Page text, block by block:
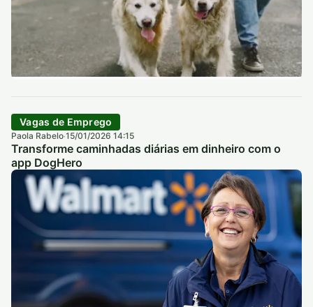
Vagas de Emprego
Paola Rabelo·15/01/2026 14:15
Transforme caminhadas diárias em dinheiro com o
app DogHero